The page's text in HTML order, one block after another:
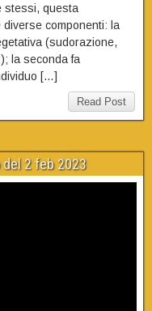
stessi, questa
componenti: la
(sudorazione,
la seconda fa
[…]
Read Post
2 feb 2023